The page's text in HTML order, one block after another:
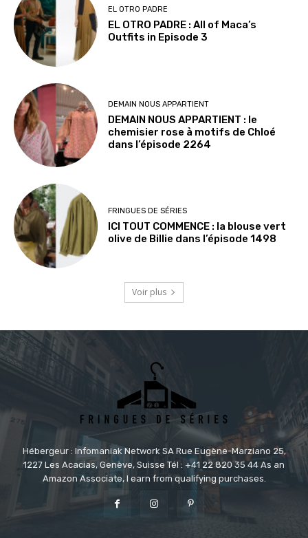
EL OTRO PADRE
EL OTRO PADRE : All of Maca’s
Outfits in Episode 3
DEMAIN NOUS APPARTIENT
DEMAIN NOUS APPARTIENT : le
chemisier rose à motifs de Chloé
dans l’épisode 2264
FRINGUES DE SÉRIES
ICI TOUT COMMENCE : la blouse vert
olive de Billie dans l’épisode 1498
Voir plus
Hébergeur : Infomaniak Network SA Rue Eugène-Marziano 25,
1227 Les Acacias, Genève, Suisse Tél : +41 22 820 35 44 As an
Amazon Associate, I earn from qualifying purchases.